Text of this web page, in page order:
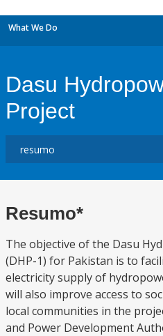
What We Do
Dasu
Project
Resumo*
The objective of the Dasu
(DHP-1) for Pakistan is to
electricity supply of
will also improve access to
local communities in the
and Power Development